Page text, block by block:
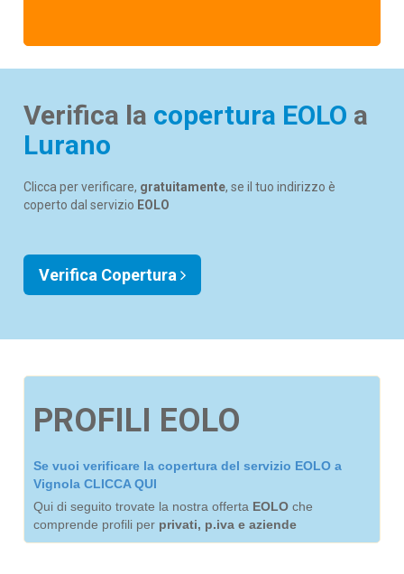
Verifica la copertura EOLO a
Lurano
Clicca per verificare, gratuitamente, se il tuo indirizzo è
coperto dal servizio EOLO
Verifica Copertura
PROFILI EOLO
Se vuoi verificare la copertura del servizio EOLO a
Vignola CLICCA QUI
Qui di seguito trovate la nostra offerta EOLO che
comprende profili per privati, p.iva e aziende